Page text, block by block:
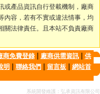
或產品資訊自行登載機制，廠商
內容，若有不實或違法情事，均
關法律責任。且本站不負責廠商
商免費登錄| 廠商供需資訊| 供
明 聯絡我們| 留言板
網站首
系統開發維護：弘承資訊有限公司